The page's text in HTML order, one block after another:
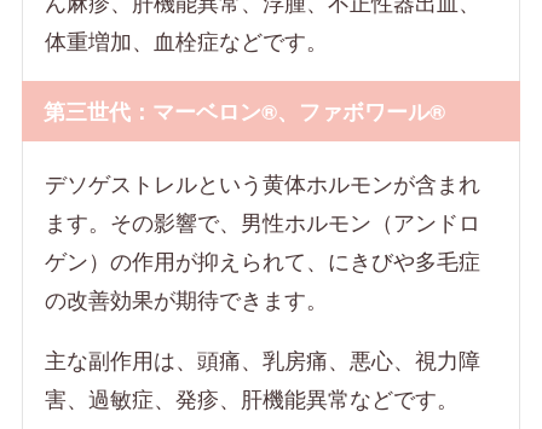
体重増加、血栓症などです。
第三世代：マーベロン®、ファボワール®
デソゲストレルという黄体ホルモンが含まれ
ます。その影響で、男性ホルモン（アンドロ
ゲン）の作用が抑えられて、にきびや多毛症
の改善効果が期待できます。
主な副作用は、頭痛、乳房痛、悪心、視力障
害、過敏症、発疹、肝機能異常などです。